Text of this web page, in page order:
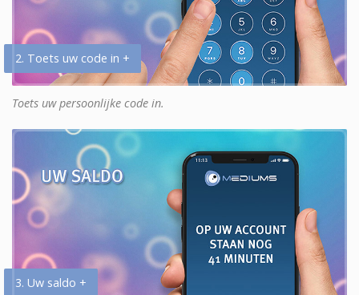
2. Toets uw code in +
Toets uw persoonlijke code in.
3. Uw saldo +